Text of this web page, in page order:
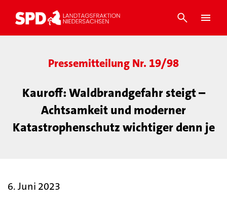
Pressemitteilung Nr. 19/98
Kauroff: Waldbrandgefahr steigt –
Achtsamkeit und moderner
Katastrophenschutz wichtiger denn je
6. Juni 2023